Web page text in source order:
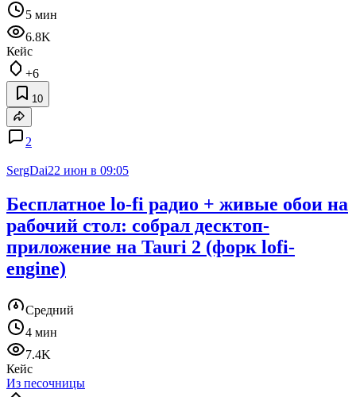
5 мин
6.8K
Кейс
+6
10
2
SergDai22 июн в 09:05
Бесплатное lo-fi радио + живые обои на
рабочий стол: собрал десктоп-
приложение на Tauri 2 (форк lofi-
engine)
Средний
4 мин
7.4K
Кейс
Из песочницы